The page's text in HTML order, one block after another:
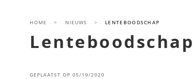
HOME > NIEUWS > LENTEBOODSCHAP
Lenteboodschap
GEPLAATST OP 05/19/2020